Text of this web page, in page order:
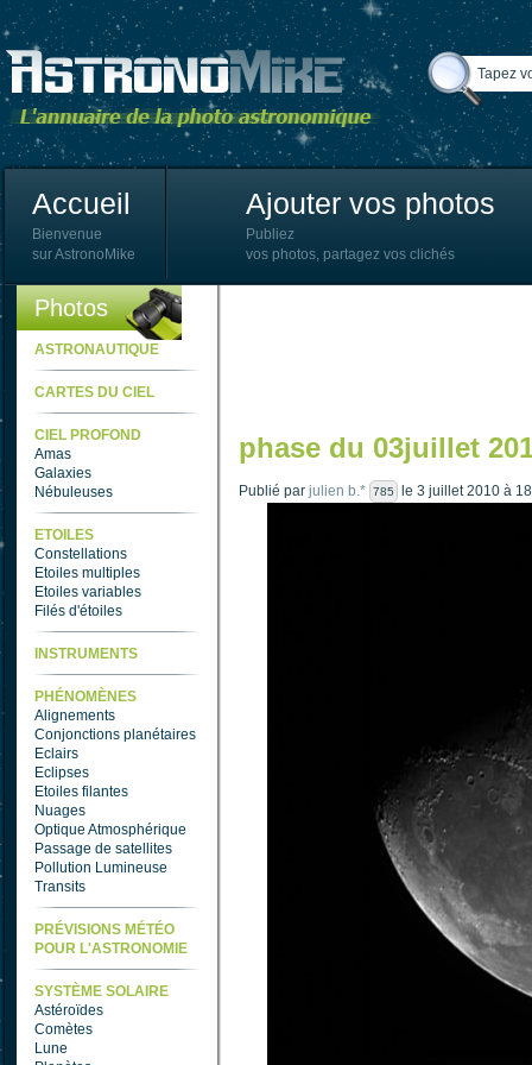
Accueil
Bienvenue
sur AstronoMike
Ajouter vos photos
Publiez
vos photos, partagez vos clichés
Photos
ASTRONAUTIQUE
CARTES DU CIEL
CIEL PROFOND
Amas
Galaxies
Nébuleuses
ETOILES
Constellations
Etoiles multiples
Etoiles variables
Filés d'étoiles
INSTRUMENTS
PHÉNOMÈNES
Alignements
Conjonctions planétaires
Eclairs
Eclipses
Etoiles filantes
Nuages
Optique Atmosphérique
Passage de satellites
Pollution Lumineuse
Transits
PRÉVISIONS MÉTÉO
POUR L'ASTRONOMIE
SYSTÈME SOLAIRE
Astéroïdes
Comètes
Lune
phase du 03juillet
Publié par julien b.* 785 le 3 juillet 2010 à